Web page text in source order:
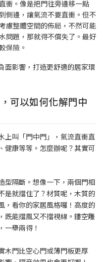
衝。像是把門往旁邊移一點
側邊，讓氣流不要直衝。但不
慮整體空間的佈局，不然可能
問題，那就得不償失了。最好
保險。
面影響，打造更舒適的居家環
可以如何化解門中
上叫「門中門」，氣流直衝直
健康等等。怎麼辦呢？其實可
型隔斷。想像一下，兩個門相
是就擋住了？材質呢，木質的
，看你的家居風格囉！高度的
既能擋風又不擋視線。鏤空雕
一舉兩得！
木門比空心門或薄門板更厚